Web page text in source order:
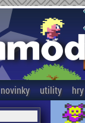
novinky utility hry